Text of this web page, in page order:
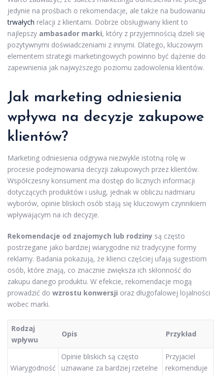
jedynie na prośbach o rekomendacje, ale także na budowaniu
trwałych relacji z klientami. Dobrze obsługiwany klient to
najlepszy ambasador marki, który z przyjemnością dzieli się
pozytywnymi doświadczeniami z innymi. Dlatego, kluczowym
elementem strategii marketingowych powinno być dążenie do
zapewnienia jak najwyższego poziomu zadowolenia klientów.
Jak marketing odniesienia
wpływa na decyzje zakupowe
klientów?
Marketing odniesienia odgrywa niezwykle istotną rolę w
procesie podejmowania decyzji zakupowych przez klientów.
Współczesny konsument ma dostęp do licznych informacji
dotyczących produktów i usług, jednak w obliczu nadmiaru
wyborów, opinie bliskich osób stają się kluczowym czynnikiem
wpływającym na ich decyzje.
Rekomendacje od znajomych lub rodziny są często
postrzegane jako bardziej wiarygodne niż tradycyjne formy
reklamy. Badania pokazują, że klienci częściej ufają sugestiom
osób, które znają, co znacznie zwiększa ich skłonność do
zakupu danego produktu. W efekcie, rekomendacje mogą
prowadzić do wzrostu konwersji oraz długofalowej lojalności
wobec marki.
Rodzaj
wpływu
Opis Przykład
Wiarygodność
Opinie bliskich są często
uznawane za bardziej rzetelne
Przyjaciel
rekomenduje